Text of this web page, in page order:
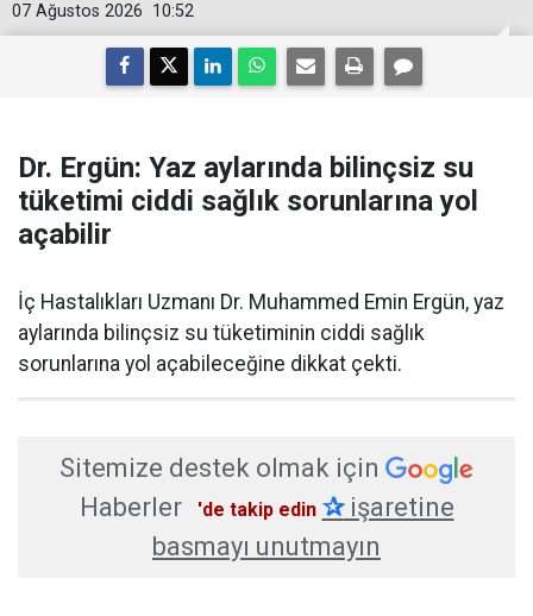
10:52
07 Ağustos 2026
Dr. Ergün: Yaz aylarında bilinçsiz su
tüketimi ciddi sağlık sorunlarına yol
açabilir
İç Hastalıkları Uzmanı Dr. Muhammed Emin Ergün, yaz
aylarında bilinçsiz su tüketiminin ciddi sağlık
sorunlarına yol açabileceğine dikkat çekti.
Sitemize destek olmak için
Haberler
'de takip edin ✰işaretine
basmayı unutmayın